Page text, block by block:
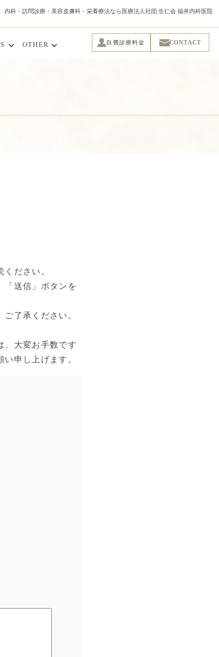
OTHER
内科・訪問診療・美容皮膚科・栄養療法なら医療法人社団 生仁会 福井内科医院
自費診療料金 CONTACT
ください。
「送信」ボタンを
了承ください。
、大変お手数です
申し上げます。